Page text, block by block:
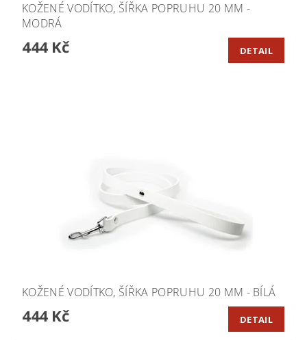
KOŽENÉ VODÍTKO, ŠÍŘKA POPRUHU 20 MM -
MODRÁ
444 Kč DETAIL
KOŽENÉ VODÍTKO, ŠÍŘKA POPRUHU 20 MM - BÍLÁ
444 Kč DETAIL